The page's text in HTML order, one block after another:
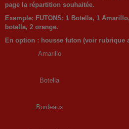
page la répartition souhaitée.
Exemple: FUTONS: 1 Botella, 1
botella, 2 orange.
En option : housse futon (voir rubrique
Amarillo
Botella
Bordeaux